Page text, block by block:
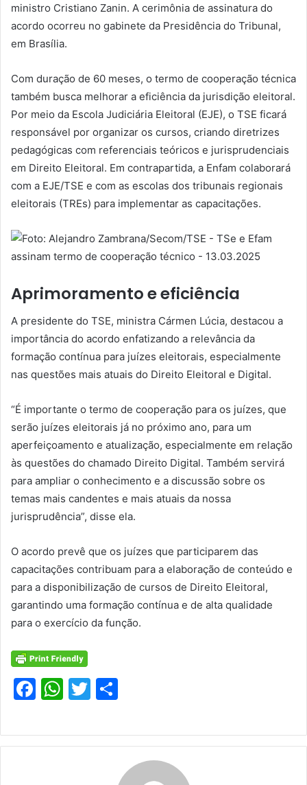
ministro Cristiano Zanin. A cerimônia de assinatura do
acordo ocorreu no gabinete da Presidência do Tribunal,
em Brasília.
Com duração de 60 meses, o termo de cooperação técnica
também busca melhorar a eficiência da jurisdição eleitoral.
Por meio da Escola Judiciária Eleitoral (EJE), o TSE ficará
responsável por organizar os cursos, criando diretrizes
pedagógicas com referenciais teóricos e jurisprudenciais
em Direito Eleitoral. Em contrapartida, a Enfam colaborará
com a EJE/TSE e com as escolas dos tribunais regionais
eleitorais (TREs) para implementar as capacitações.
Aprimoramento e eficiência
A presidente do TSE, ministra Cármen Lúcia, destacou a
importância do acordo enfatizando a relevância da
formação contínua para juízes eleitorais, especialmente
nas questões mais atuais do Direito Eleitoral e Digital.
“É importante o termo de cooperação para os juízes, que
serão juízes eleitorais já no próximo ano, para um
aperfeiçoamento e atualização, especialmente em relação
às questões do chamado Direito Digital. Também servirá
para ampliar o conhecimento e a discussão sobre os
temas mais candentes e mais atuais da nossa
jurisprudência”, disse ela.
O acordo prevê que os juízes que participarem das
capacitações contribuam para a elaboração de conteúdo e
para a disponibilização de cursos de Direito Eleitoral,
garantindo uma formação contínua e de alta qualidade
para o exercício da função.
F
c
e
W
at
s
T
itt
er
ar
e